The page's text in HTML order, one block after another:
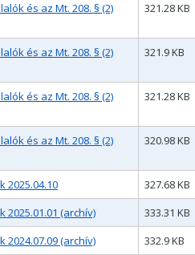
és az Mt. 208. § (2)
321.28 KB
és az Mt. 208. § (2)
321.9 KB
és az Mt. 208. § (2)
321.28 KB
és az Mt. 208. § (2)
320.98 KB
2025.04.10 327.68 KB
(archív)
333.31 KB
(archív)
332.9 KB